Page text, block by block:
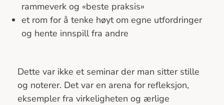
rammeverk og «beste praksis»
et rom for å tenke høyt om egne utfordringer
og hente innspill fra andre
Dette var ikke et seminar der man sitter stille
og noterer. Det var en arena for refleksjon,
eksempler fra virkeligheten og ærlige